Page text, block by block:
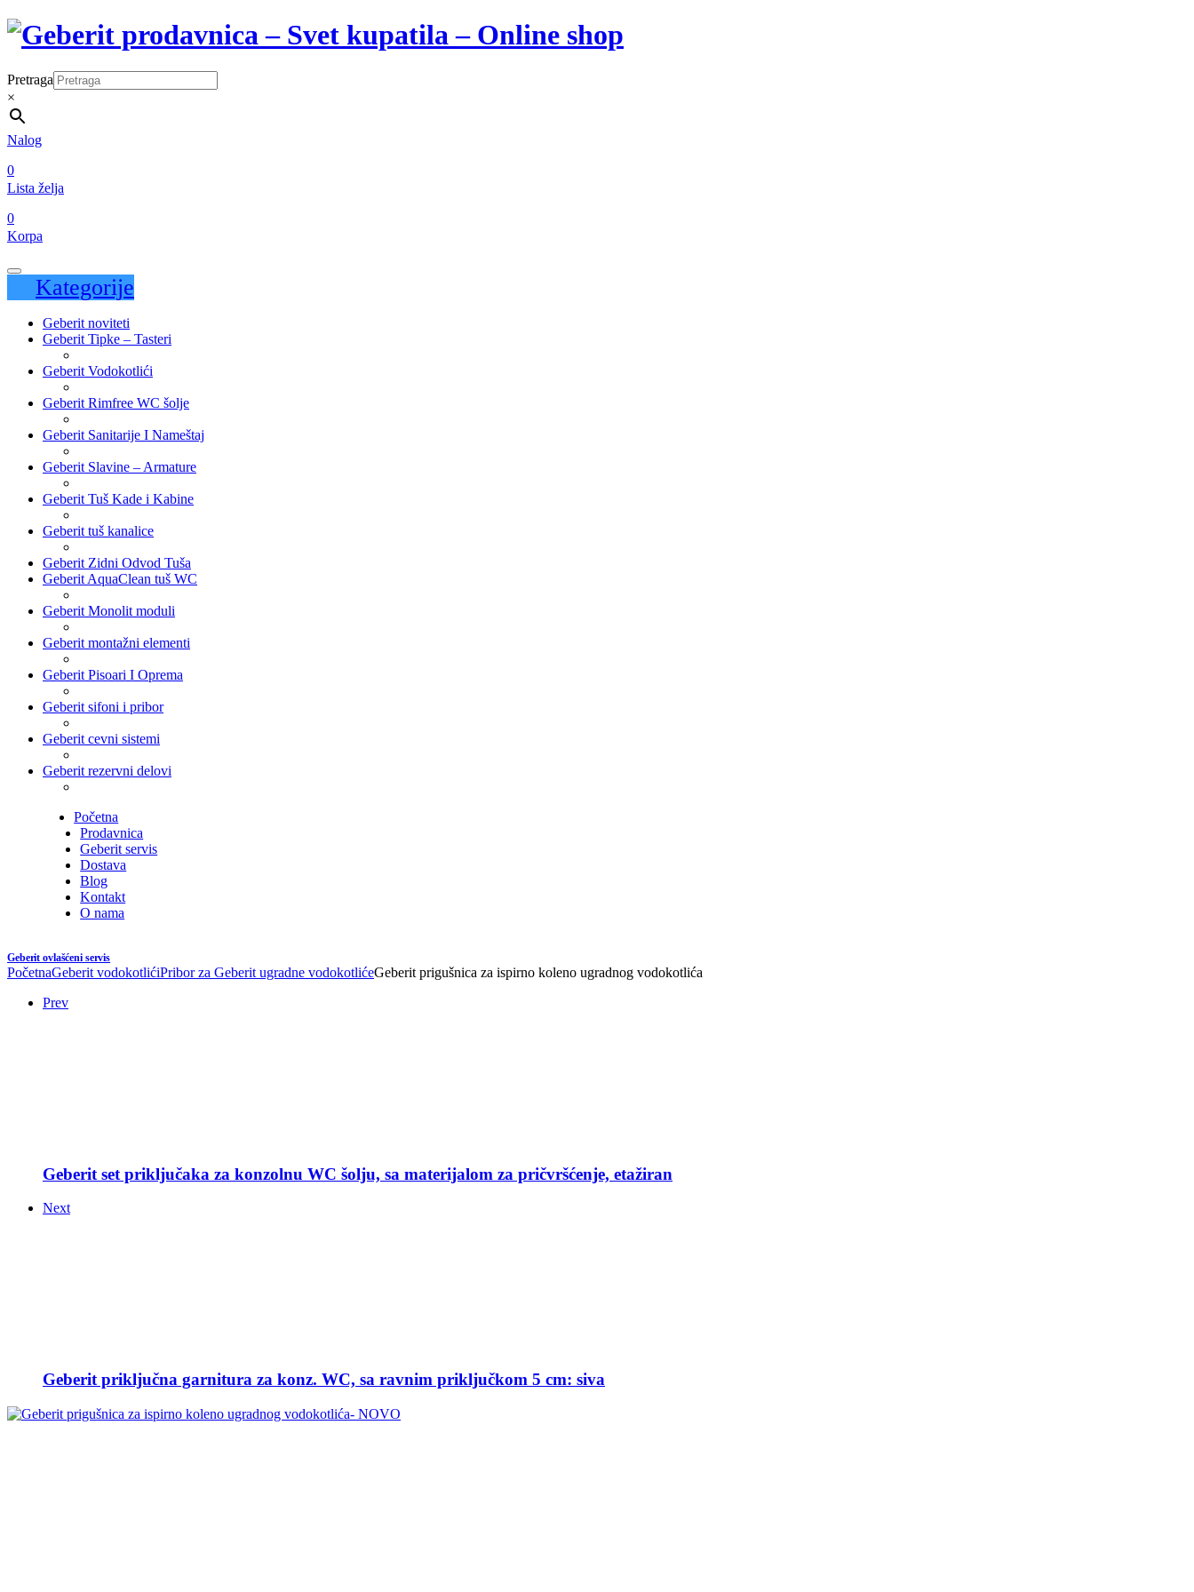
Pretraga
×
Nalog
0
Lista želja
0
Korpa
Kategorije
Geberit noviteti
Geberit Tipke – Tasteri
Geberit Vodokotlići
Geberit Rimfree WC šolje
Geberit Sanitarije I Nameštaj
Geberit Slavine – Armature
Geberit Tuš Kade i Kabine
Geberit tuš kanalice
Geberit Zidni Odvod Tuša
Geberit AquaClean tuš WC
Geberit Monolit moduli
Geberit montažni elementi
Geberit Pisoari I Oprema
Geberit sifoni i pribor
Geberit cevni sistemi
Geberit rezervni delovi
Početna
Prodavnica
Geberit servis
Dostava
Blog
Kontakt
O nama
Geberit ovlašćeni servis
PočetnaGeberit vodokotlićiPribor za Geberit ugradne vodokotlićeGeberit prigušnica za ispirno koleno ugradnog vodokotlića
Prev
Geberit set priključaka za konzolnu WC šolju, sa materijalom za pričvršćenje, etažiran
Next
Geberit priključna garnitura za konz. WC, sa ravnim priključkom 5 cm: siva